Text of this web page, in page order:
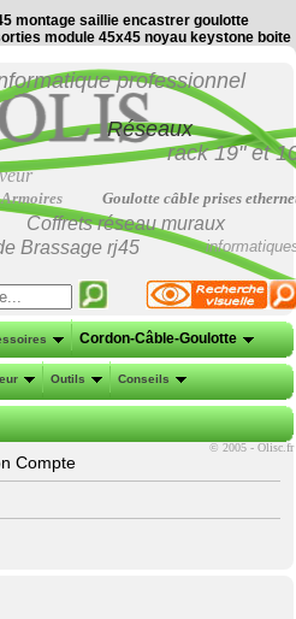
montage saillie encastrer goulotte
module 45x45 noyau keystone boite
professionnel
Réseaux
rack 19"et
Armoires
Goulotte câble prises
Coffrets réseau muraux
Brassage rj45
Cordon-Câble-Goulotte
Outils Conseils
© 2005 - Olisc.fr
Compte